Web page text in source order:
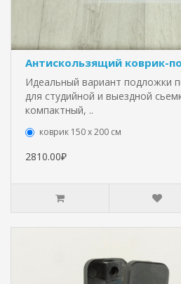
Антискользящий коврик-
Идеальный вариант подложки
для студийной и выездной
компактный, ..
коврик 150 х 200 см
2810.00₽